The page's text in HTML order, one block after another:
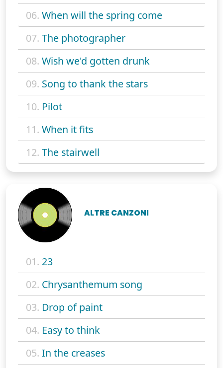
06. When will the spring come
07. The photographer
08. Wish we'd gotten drunk
09. Song to thank the stars
10. Pilot
11. When it fits
12. The stairwell
ALTRE CANZONI
01. 23
02. Chrysanthemum song
03. Drop of paint
04. Easy to think
05. In the creases